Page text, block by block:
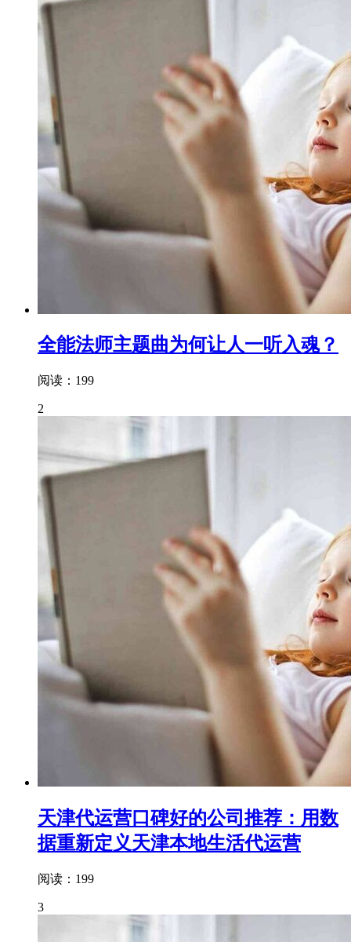
全能法师主题曲为何让人一听入魂？
阅读：199
2
天津代运营口碑好的公司推荐：用数
据重新定义天津本地生活代运营
阅读：199
3